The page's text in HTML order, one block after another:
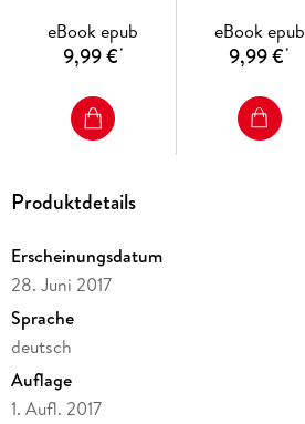
eBook epub
9,99 €*
eBook epub
9,99 €*
Produktdetails
Erscheinungsdatum
28. Juni 2017
Sprache
deutsch
Auflage
1. Aufl. 2017